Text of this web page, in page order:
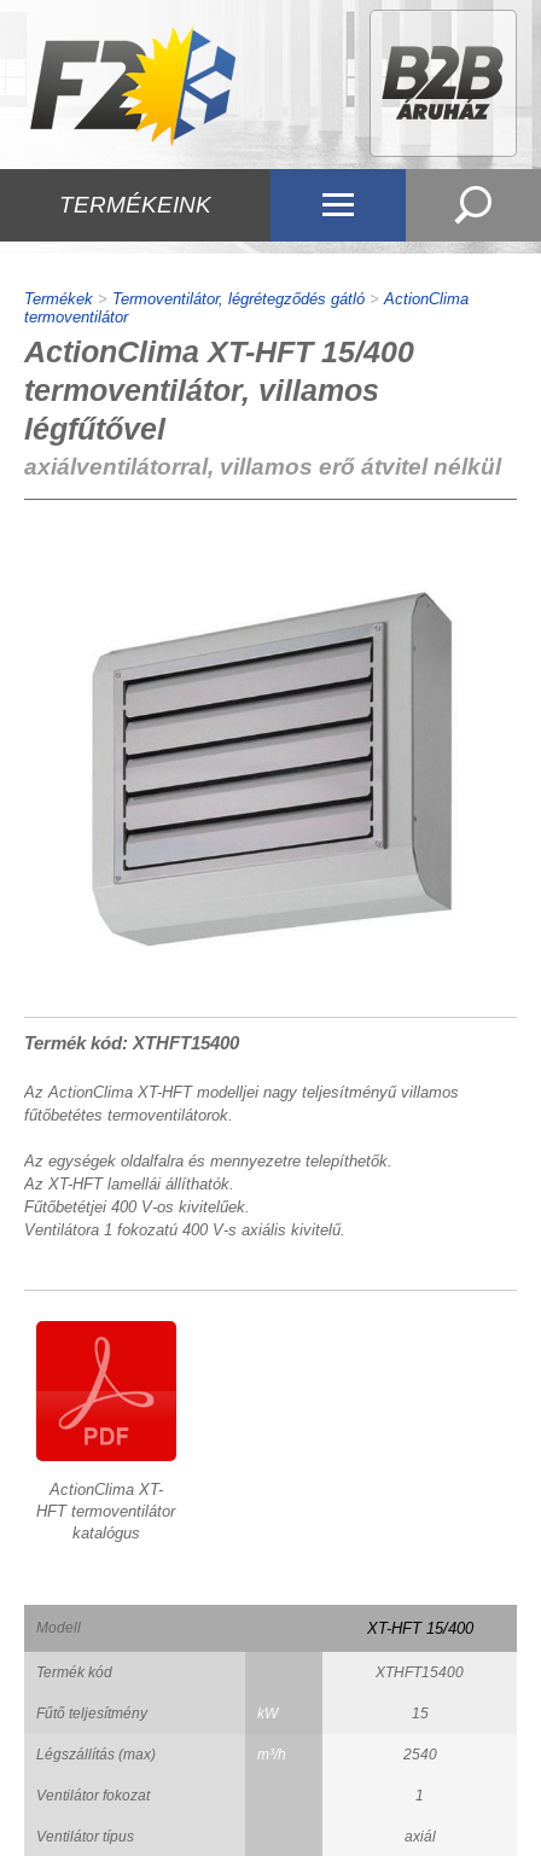
TERMÉKEINK
Termékek > Termoventilátor, légrétegződés gátló >ActionClima
termoventilátor
ActionClima XT-HFT 15/400
termoventilátor, villamos
légfűtővel
axiálventilátorral, villamos erő átvitel nélkül
Termék kód: XTHFT15400
Az ActionClima XT-HFT modelljei nagy teljesítményű villamos
fűtőbetétes termoventilátorok.
Az egységek oldalfalra és mennyezetre telepíthetők.
Az XT-HFT lamellái állíthatók.
Fűtőbetétjei 400 V-os kivitelűek.
Ventilátora 1 fokozatú 400 V-s axiális kivitelű.
ActionClima XT-
HFT termoventilátor
katalógus
Modell XT-HFT 15/400
Termék kód XTHFT15400
Fűtő teljesítmény kW 15
Légszállítás (max) m³/h 2540
Ventilátor fokozat 1
Ventilátor típus axiál